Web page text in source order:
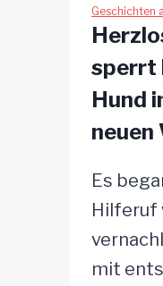
Geschichten
sperrt
Hund
neuen
Es
Hilferuf
mit